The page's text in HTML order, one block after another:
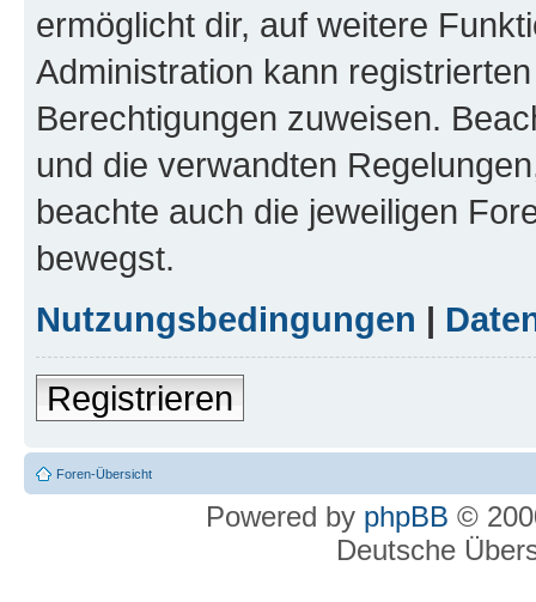
ermöglicht dir, auf weitere
Administration kann
Berechtigungen zuweisen.
und die verwandten
beachte auch die jeweiligen
bewegst.
Nutzungsbedingungen |
Registrieren
Foren-Übersicht
Powered by phpBB ©
Deutsche